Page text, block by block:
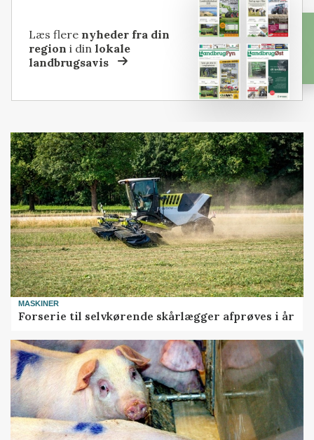
Læs flere nyheder fra din
region i dinlokale
landbrugsavis
MASKINER
Forserie til selvkørende skårlægger afprøves i år